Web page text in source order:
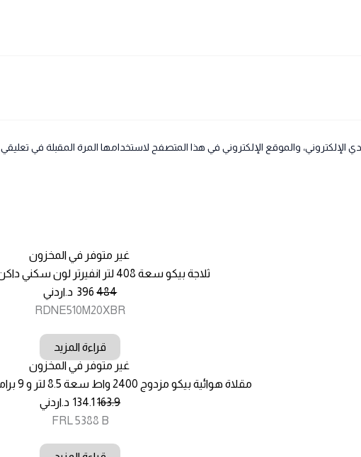
الإلكتروني، والموقع الإلكتروني في هذا المتصفح لاستخدامها المرة المقبلة في تعليقي.
غير متوفر في المخزون
ثلاجة بيكو سعة 408 لتر انفيرتر لون سكني داكن وتوفير A+
484
396 د.اردني
RDNE510M20XBR
قراءة المزيد
غير متوفر في المخزون
مقلاة هوائية بيكو مزدوج 2400 واط سعة 8.5 لتر و 9 برامج للطهي لون اسود
163.9
134.1 د.اردني
FRL 5388 B